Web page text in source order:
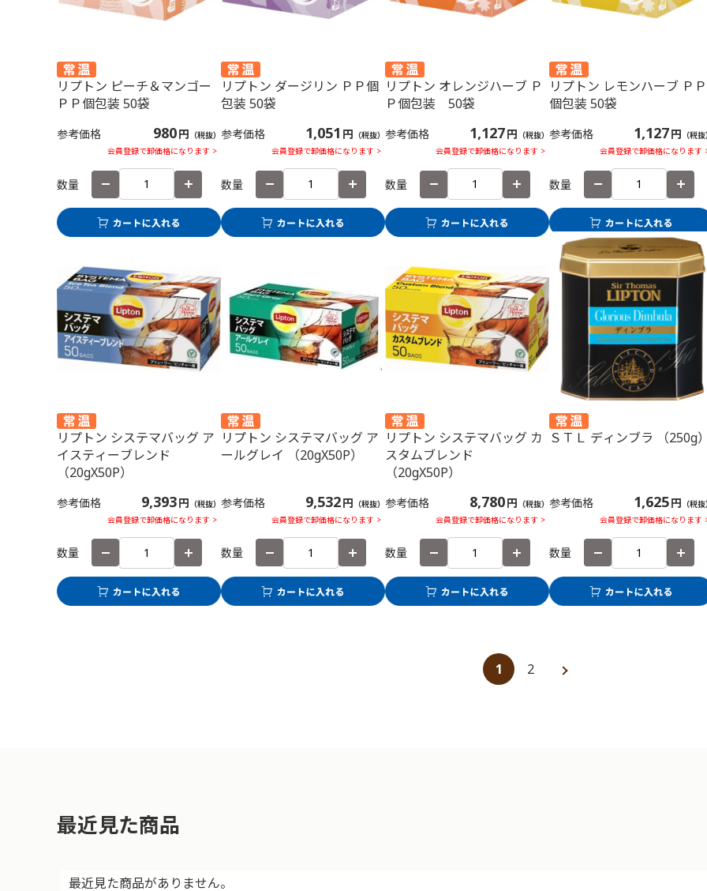
リプトン ピーチ＆マンゴー
ＰＰ個包装 50袋
参考価格 980円 （税抜）
会員登録で卸価格になります >
数量
リプトン ダージリン ＰＰ個
包装 50袋
参考価格 1,051 円 （税抜）
会員登録で卸価格になります >
数量
リプトン オレンジハーブ Ｐ
Ｐ個包装 50袋
参考価格 1,127円 （税抜）
会員登録で卸価格になります >
数量
リプトン レモンハーブ ＰＰ
個包装 50袋
参考価格 1,127円 （税抜
会員登録で卸価格になります
数量
リプトン システマバッグ ア
イスティーブレンド
（20gX50P）
参考価格 9,393円 （税抜）
会員登録で卸価格になります >
数量
リプトン システマバッグ ア
ールグレイ （20gX50P）
参考価格 9,532円 （税抜）
会員登録で卸価格になります >
数量
リプトン システマバッグ カ
スタムブレンド
（20gX50P）
参考価格 8,780円 （税抜）
会員登録で卸価格になります >
数量
ＳＴＬ ディンブラ （250g）
参考価格 1,625円 （税抜
会員登録で卸価格になります
数量
1 2
最近見た商品
最近見た商品がありません。